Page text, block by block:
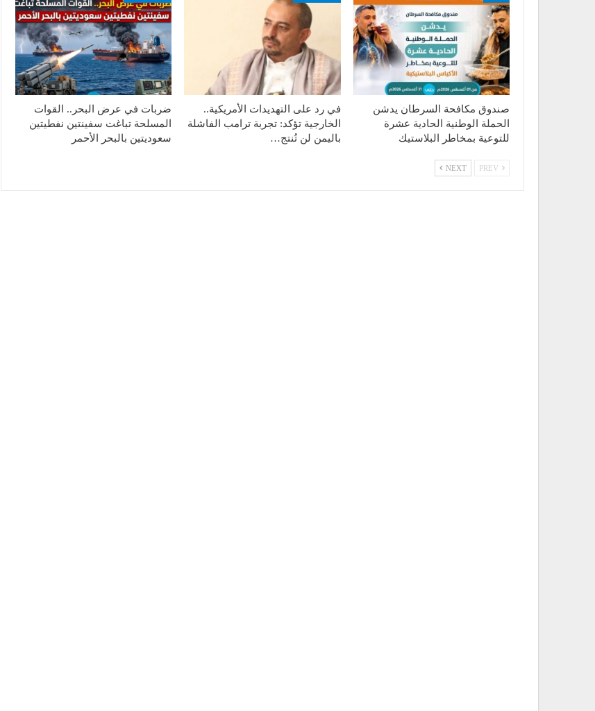
صندوق مكافحة السرطان يدشن
الحملة الوطنية الحادية عشرة
للتوعية بمخاطر البلاستيك
في رد على التهديدات الأمريكية..
الخارجية تؤكد: تجربة ترامب الفاشلة
باليمن لن تُنتج…
ضربات في عرض البحر.. القوات
المسلحة تباغت سفينتين نفطيتين
سعوديتين بالبحر الأحمر
NEXT